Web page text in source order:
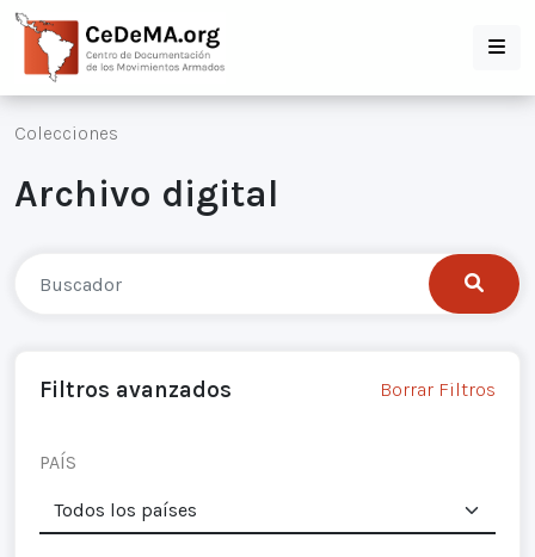
Colecciones
Archivo digital
Filtros avanzados Borrar Filtros
PAÍS